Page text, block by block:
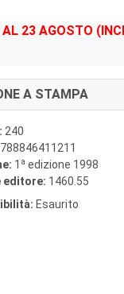
23 AGOSTO
A STAMPA
240
1 a edizione 1998
editore: 1460.55
Esaurito